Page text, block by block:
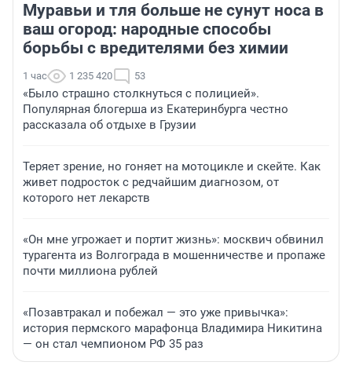
Муравьи и тля больше не сунут носа в
ваш огород: народные способы
борьбы с вредителями без химии
1 час 1 235 420 53
«Было страшно столкнуться с полицией».
Популярная блогерша из Екатеринбурга честно
рассказала об отдыхе в Грузии
Теряет зрение, но гоняет на мотоцикле и скейте. Как
живет подросток с редчайшим диагнозом, от
которого нет лекарств
«Он мне угрожает и портит жизнь»: москвич обвинил
турагента из Волгограда в мошенничестве и пропаже
почти миллиона рублей
«Позавтракал и побежал — это уже привычка»:
история пермского марафонца Владимира Никитина
— он стал чемпионом РФ 35 раз